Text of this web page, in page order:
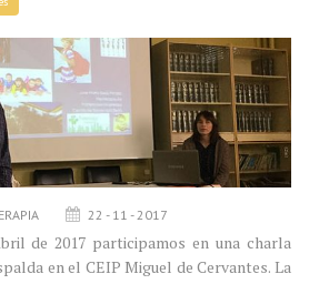
22 - 11 - 2017
de 2017 participamos en una charla
en el CEIP Miguel de Cervantes. La